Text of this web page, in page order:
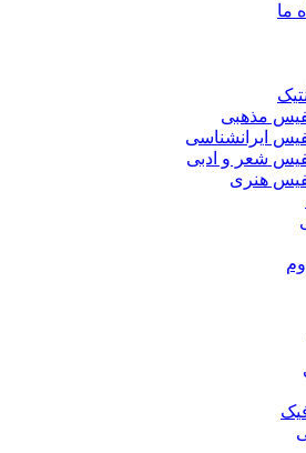
ما
مذهبی
ایرانشناسی
شعر و ادبی
هنری